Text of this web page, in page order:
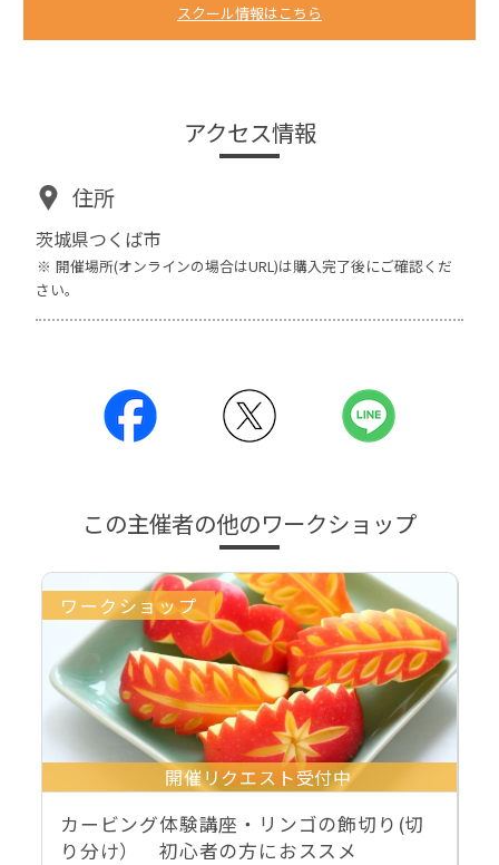
スクール情報はこちら
アクセス情報
住所
茨城県つくば市
開催場所(オンラインの場合はURL)は購入完了後にご確認くだ
さい。
この主催者の他のワークショップ
ワークショップ
開催リクエスト受付中
カービング体験講座・リンゴの飾切り(切
り分け） 初心者の方におススメ